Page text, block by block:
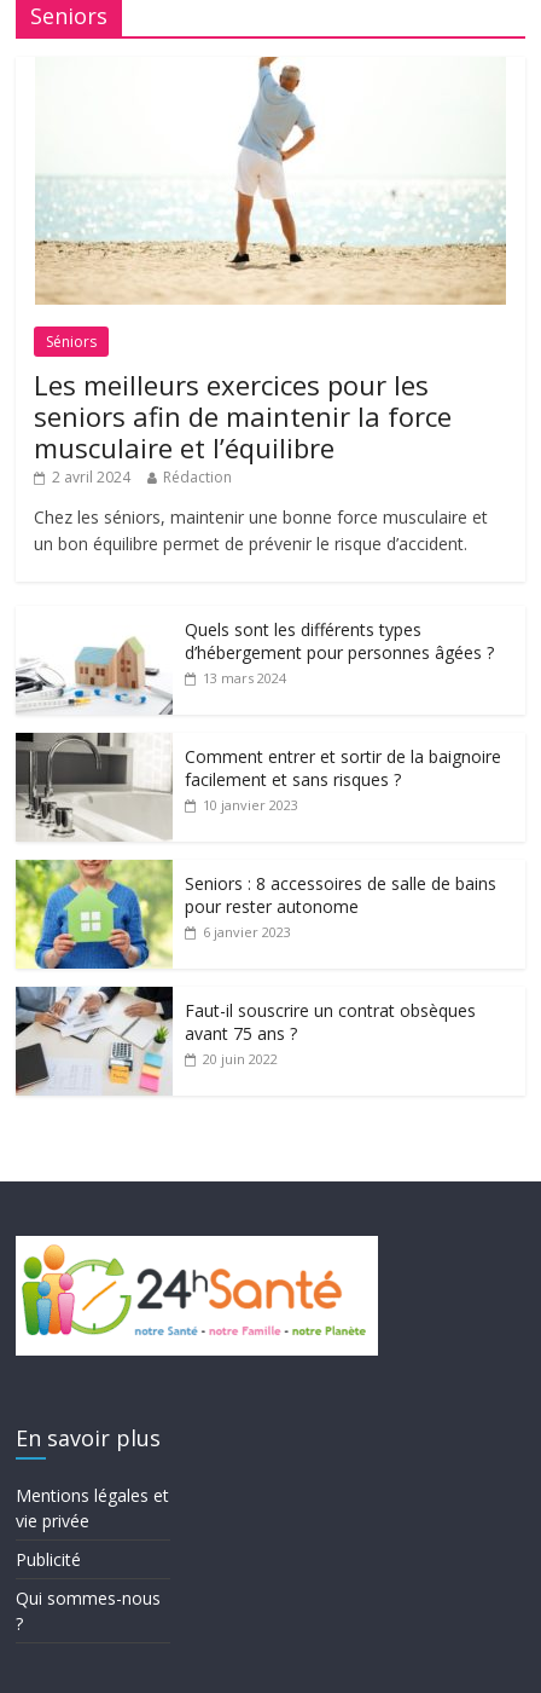
Seniors
Séniors
Les meilleurs exercices pour les
seniors afin de maintenir la force
musculaire et l’équilibre
2 avril 2024 Rédaction
Chez les séniors, maintenir une bonne force musculaire et
un bon équilibre permet de prévenir le risque d’accident.
Quels sont les différents types
d’hébergement pour personnes âgées ?
13 mars 2024
Comment entrer et sortir de la baignoire
facilement et sans risques ?
10 janvier 2023
Seniors : 8 accessoires de salle de bains
pour rester autonome
6 janvier 2023
Faut-il souscrire un contrat obsèques
avant 75 ans ?
20 juin 2022
En savoir plus
Mentions légales et
vie privée
Publicité
Qui sommes-nous
?